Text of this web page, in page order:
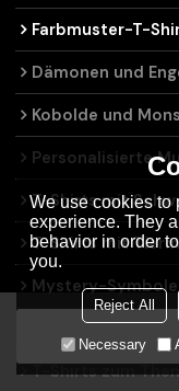
Farbmuster-T-
Dämonen und
Kobolde und
Personalisierte
T-Shirts mit
T-Shirts mit
Mystery-
Skelett-T-Shirts
T-Shirts zum
We use cookies to
experience. They
behavior in order
you.
Reject All
Necessary